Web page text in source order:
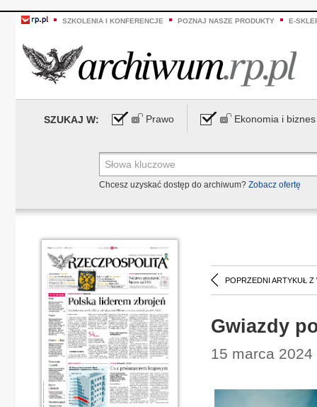
SZKOLENIA I KONFERENCJE POZNAJ NASZE PRODUKTY E-
SZUKAJ W: Prawo Ekonomia i biznes
Chcesz uzyskać dostęp do archiwum? Zobacz ofertę
POPRZEDNI ARTYKUŁ Z
Gwiazdy
15 marca